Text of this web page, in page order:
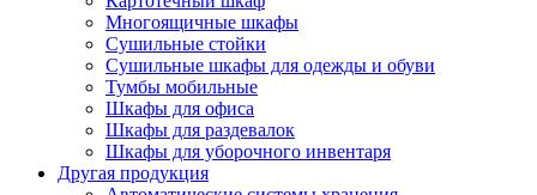
Многоящичные шкафы
Сушильные стойки
Сушильные шкафы для одежды и обуви
Тумбы мобильные
Шкафы для офиса
Шкафы для раздевалок
Шкафы для уборочного инвентаря
Другая продукция